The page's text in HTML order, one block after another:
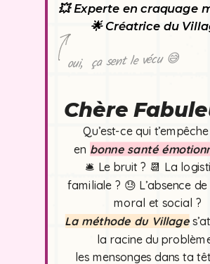
💥 Experte en craquage
🌟 Créatrice du
oui, ça sent le vécu 😅
Chère
Qu’est-ce qui
en bonne santé
🛎️ Le bruit ? 📆 La
familiale ? 😓 L’absence
moral et social ?
La méthode du Village
la racine du
les mensonges dans ta